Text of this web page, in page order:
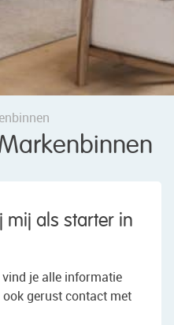
mij als starter in
je alle informatie
gerust contact met